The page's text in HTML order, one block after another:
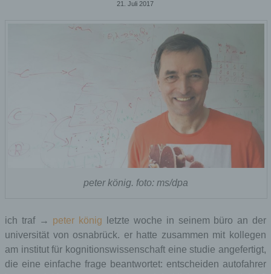
21. Juli 2017
peter könig. foto: ms/dpa
ich traf → peter könig letzte woche in seinem büro an der
universität von osnabrück. er hatte zusammen mit kollegen
am institut für kognitionswissenschaft eine studie angefertigt,
die eine einfache frage beantwortet: entscheiden autofahrer